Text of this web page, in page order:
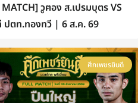
วูฅอง ส.เปรมบุตร VS
ปตท.ทองทวี | 6 ส.ค. 69
ศึกเพชรยินดี